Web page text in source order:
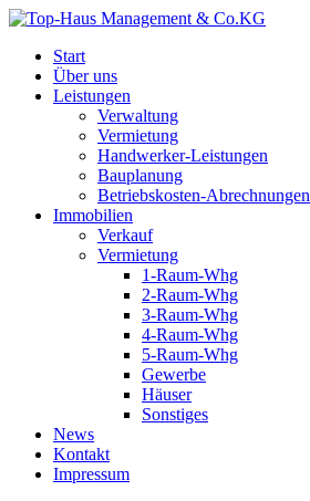
Start
Über uns
Leistungen
Verwaltung
Vermietung
Handwerker-Leistungen
Bauplanung
Betriebskosten-Abrechnungen
Immobilien
Verkauf
Vermietung
1-Raum-Whg
2-Raum-Whg
3-Raum-Whg
4-Raum-Whg
5-Raum-Whg
Gewerbe
Häuser
Sonstiges
News
Kontakt
Impressum